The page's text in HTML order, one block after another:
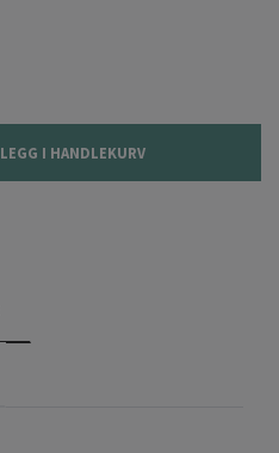
LEGG I HANDLEKURV